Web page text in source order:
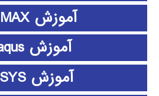
آموزش 3D MAX
آموزش abaqus
آموزش ANSYS